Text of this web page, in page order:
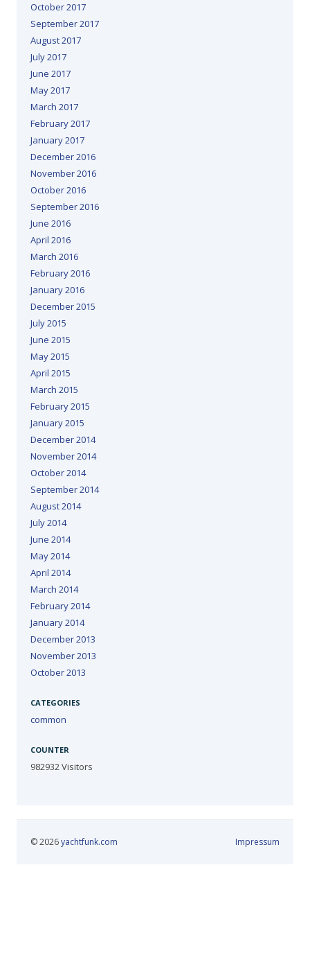
October 2017
September 2017
August 2017
July 2017
June 2017
May 2017
March 2017
February 2017
January 2017
December 2016
November 2016
October 2016
September 2016
June 2016
April 2016
March 2016
February 2016
January 2016
December 2015
July 2015
June 2015
May 2015
April 2015
March 2015
February 2015
January 2015
December 2014
November 2014
October 2014
September 2014
August 2014
July 2014
June 2014
May 2014
April 2014
March 2014
February 2014
January 2014
December 2013
November 2013
October 2013
CATEGORIES
common
COUNTER
982932Visitors
© 2026yachtfunk.com Impressum